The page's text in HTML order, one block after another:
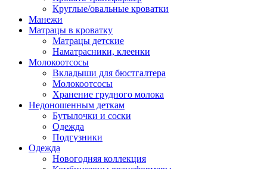
Круглые/овальные кроватки
Манежи
Матрацы в кроватку
Матрацы детские
Наматрасники, клеенки
Молокоотсосы
Вкладыши для бюстгалтера
Молокоотсосы
Хранение грудного молока
Недоношенным деткам
Бутылочки и соски
Одежда
Подгузники
Одежда
Новогодняя коллекция